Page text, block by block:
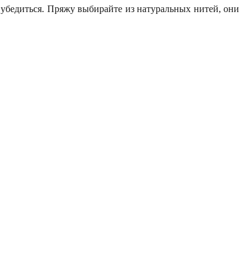
Пряжу выбирайте из натуральных нитей, они